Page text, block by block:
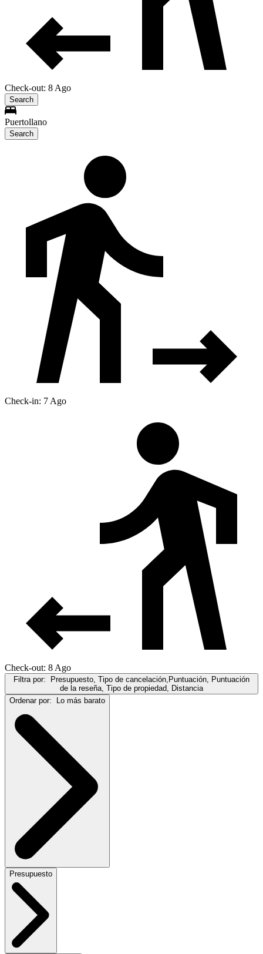
Check-out: 8 Ago
Search
Puertollano
Search
Check-in: 7 Ago
Check-out: 8 Ago
Filtra por: Presupuesto, Tipo de cancelación,Puntuación, Puntuación
de la reseña, Tipo de propiedad, Distancia
Ordenar por: Lo más barato
Presupuesto